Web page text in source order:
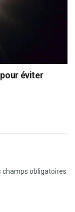
éviter
champs obligatoires